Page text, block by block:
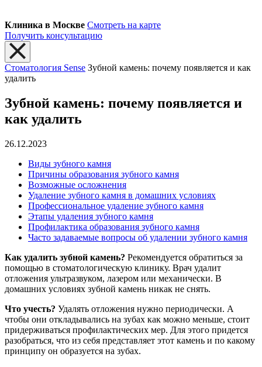
Клиника в Москве Смотреть на карте
Получить консультацию
Стоматология Sense Зубной камень: почему появляется и как
удалить
Зубной камень: почему появляется и
как удалить
26.12.2023
Виды зубного камня
Причины образования зубного камня
Возможные осложнения
Удаление зубного камня в домашних условиях
Профессиональное удаление зубного камня
Этапы удаления зубного камня
Профилактика образования зубного камня
Часто задаваемые вопросы об удалении зубного камня
Как удалить зубной камень? Рекомендуется обратиться за
помощью в стоматологическую клинику. Врач удалит
отложения ультразвуком, лазером или механически. В
домашних условиях зубной камень никак не снять.
Что учесть? Удалять отложения нужно периодически. А
чтобы они откладывались на зубах как можно меньше, стоит
придерживаться профилактических мер. Для этого придется
разобраться, что из себя представляет этот камень и по какому
принципу он образуется на зубах.